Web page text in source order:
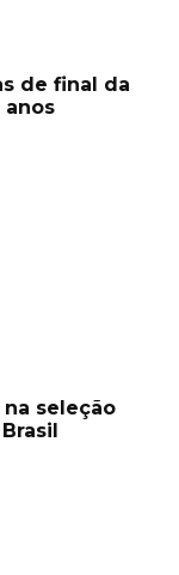
de final da
anos
seleção